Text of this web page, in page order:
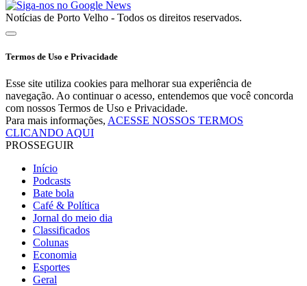
Notícias de Porto Velho - Todos os direitos reservados.
Termos de Uso e Privacidade
Esse site utiliza cookies para melhorar sua experiência de
navegação. Ao continuar o acesso, entendemos que você concorda
com nossos Termos de Uso e Privacidade.
Para mais informações, ACESSE NOSSOS TERMOS
CLICANDO AQUI
PROSSEGUIR
Início
Podcasts
Bate bola
Café & Política
Jornal do meio dia
Classificados
Colunas
Economia
Esportes
Geral